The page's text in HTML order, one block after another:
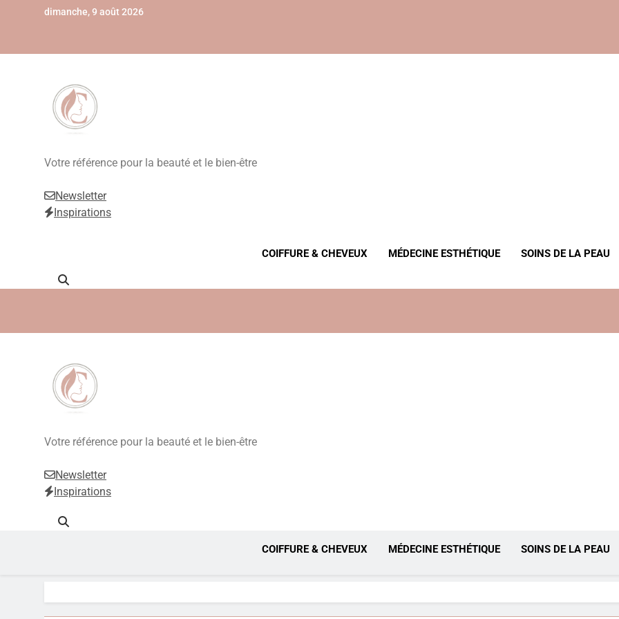
dimanche, 9 août 2026
Beauté, Esthétique, Anti-Âge
Votre référence pour la beauté et le bien-être
Newsletter
Inspirations
COIFFURE & CHEVEUX MÉDECINE ESTHÉTIQUE SOINS DE LA PEAU
Beauté, Esthétique, Anti-Âge
Votre référence pour la beauté et le bien-être
Newsletter
Inspirations
COIFFURE & CHEVEUX MÉDECINE ESTHÉTIQUE SOINS DE LA PEAU